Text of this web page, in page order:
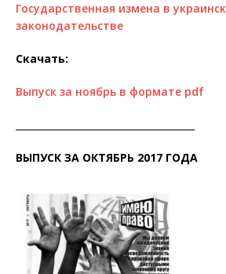
Государственная измена в
законодательстве
Скачать:
Выпуск за ноябрь в формате pdf
ВЫПУСК ЗА ОКТЯБРЬ 2017 ГОДА